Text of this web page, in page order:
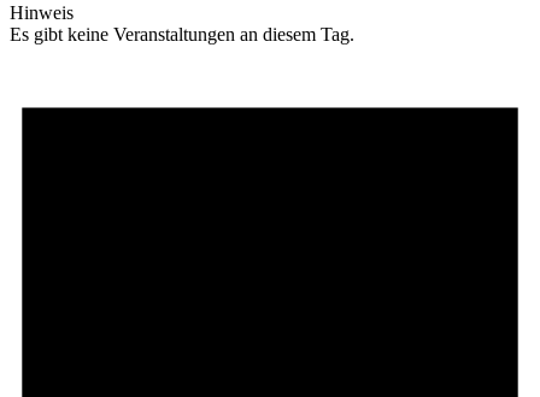
Hinweis
Es gibt keine Veranstaltungen an diesem Tag.